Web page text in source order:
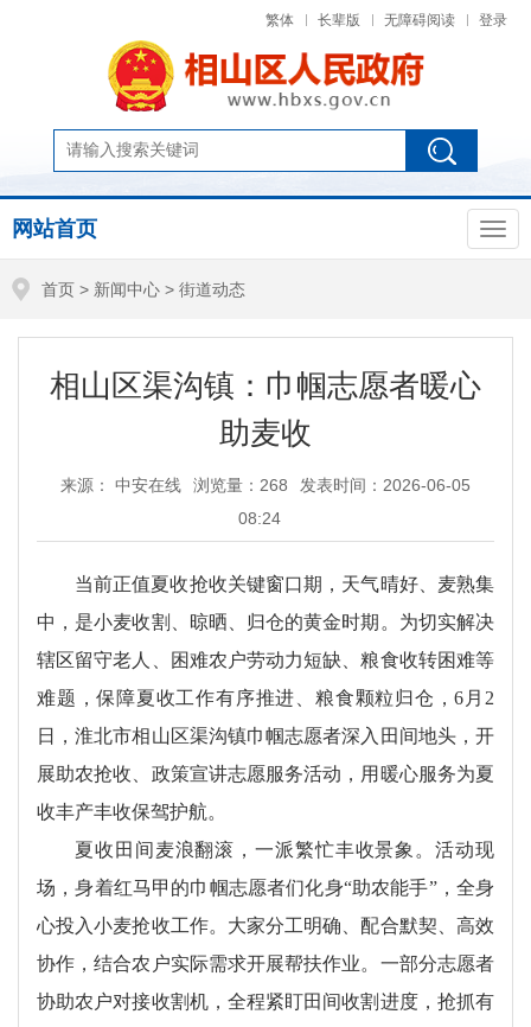
繁体 长辈版 无障碍阅读 登录
网站首页
首页 > 新闻中心 > 街道动态
相山区渠沟镇：巾帼志愿者暖心
助麦收
来源： 中安在线 浏览量： 268
发表时间：2026-06-05
08:24
当前正值夏收抢收关键窗口期，天气晴好、麦熟集
中，是小麦收割、晾晒、归仓的黄金时期。为切实解决
辖区留守老人、困难农户劳动力短缺、粮食收转困难等
难题，保障夏收工作有序推进、粮食颗粒归仓，6月2
日，淮北市相山区渠沟镇巾帼志愿者深入田间地头，开
展助农抢收、政策宣讲志愿服务活动，用暖心服务为夏
收丰产丰收保驾护航。
夏收田间麦浪翻滚，一派繁忙丰收景象。活动现
场，身着红马甲的巾帼志愿者们化身“助农能手”，全身
心投入小麦抢收工作。大家分工明确、配合默契、高效
协作，结合农户实际需求开展帮扶作业。一部分志愿者
协助农户对接收割机，全程紧盯田间收割进度，抢抓有